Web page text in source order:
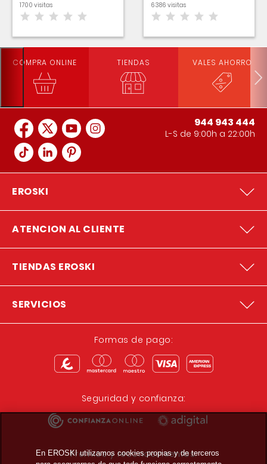
1700 visitas 6386 visitas
COMPRA ONLINE TIENDAS VALES AHORRO
944 943 444
L-S de 9:00h a 22:00h
EROSKI
ATENCION AL CLIENTE
TIENDAS EROSKI
SERVICIOS
Formas de pago:
Seguridad y confianza:
Premios y reconocimientos:
En EROSKI utilizamos cookies propias y de terceros